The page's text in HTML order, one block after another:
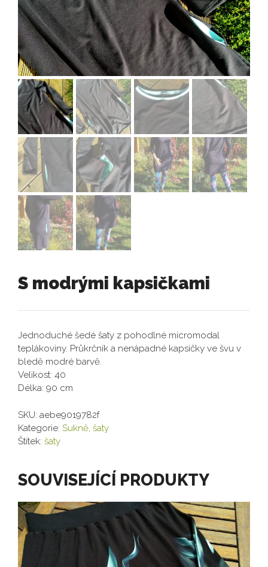
S modrými kapsičkami
Jednoduché šedé šaty z pohodlné micromodal
teplákoviny. Průkrčník a nenápadné kapsičky ve švu v
bledě modré barvě.
Velikost: 40
Délka: 90 cm
SKU: aebe9019782f
Kategorie: Sukně, šaty
Štítek: šaty
SOUVISEJÍCÍ PRODUKTY